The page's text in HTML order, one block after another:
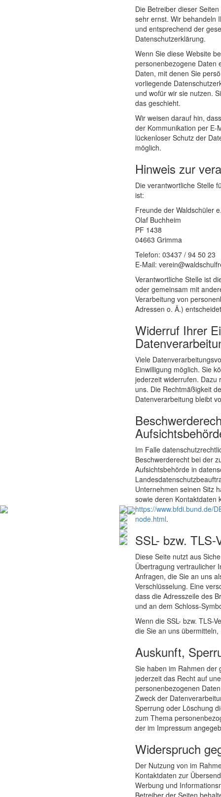
Die Betreiber dieser
sehr ernst. Wir behandeln
und entsprechend der
Datenschutzerklärung.
Wenn Sie diese Website
personenbezogene Daten
Daten, mit denen Sie
vorliegende
und wofür wir sie nutzen.
das geschieht.
Wir weisen darauf hin,
der Kommunikation per E-
lückenloser Schutz der
möglich.
Hinweis zur
Die verantwortliche Stelle
ist:
Freunde der Waldschüler
Olaf Buchheim
PF 1438
04663 Grimma
Telefon: 03437 / 94 50 23
E-Mail:
Verantwortliche Stelle ist
oder gemeinsam mit
Verarbeitung von
Adressen o. Ä.)
Widerruf Ihrer
Viele
Einwilligung möglich. Sie
jederzeit widerrufen. Dazu
uns. Die Rechtmäßigkeit
Datenverarbeitung bleibt
Im Falle
Beschwerderecht bei der
Aufsichtsbehörde in
Unternehmen seinen Sitz
sowie deren Kontaktdaten
https://www.bfdi.bund.de/
node.html.
SSL- bzw.
Diese Seite nutzt aus
Übertragung vertraulicher
Anfragen, die Sie an uns
Verschlüsselung. Eine
dass die Adresszeile des
und an dem Schloss-
Wenn die SSL- bzw. TLS-
die Sie an uns
Auskunft,
Sie haben im Rahmen der
jederzeit das Recht auf
personenbezogenen
Zweck der
Sperrung oder Löschung
zum Thema
der im Impressum
Widerspruch
Der Nutzung von im
Kontaktdaten zur
Werbung und
Betreiber der Seiten